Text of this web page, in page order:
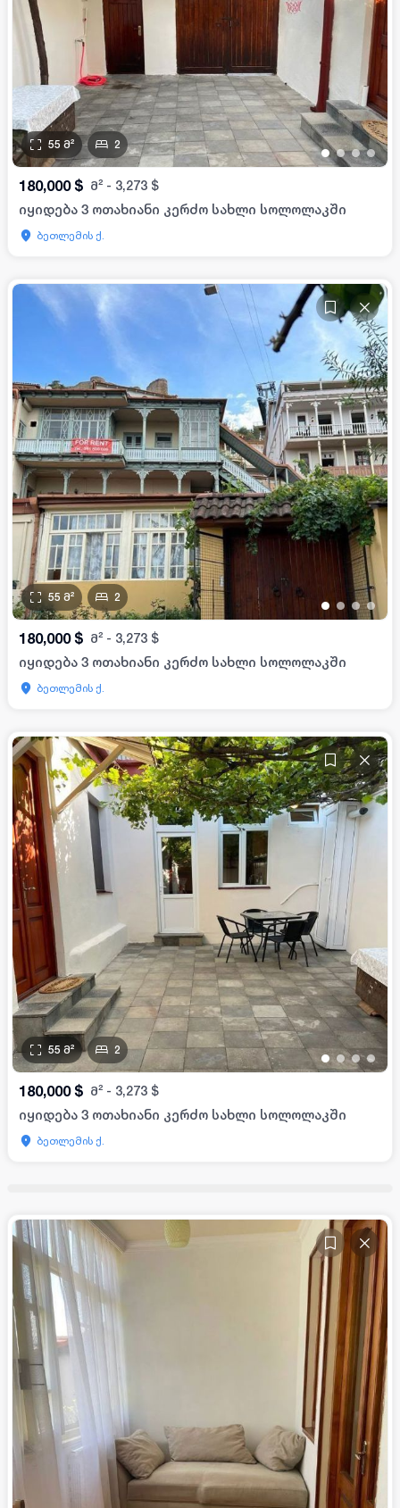
••••
55 მ² 2
180,000 $ მ² - 3,273 $
იყიდება 3 ოთახიანი კერძო სახლი სოლოლაკში
ბეთლემის ქ.
• • ••
55 მ² 2
180,000 $ მ² - 3,273 $
იყიდება 3 ოთახიანი კერძო სახლი სოლოლაკში
ბეთლემის ქ.
••••
55 მ² 2
180,000 $ მ² - 3,273 $
იყიდება 3 ოთახიანი კერძო სახლი სოლოლაკში
ბეთლემის ქ.